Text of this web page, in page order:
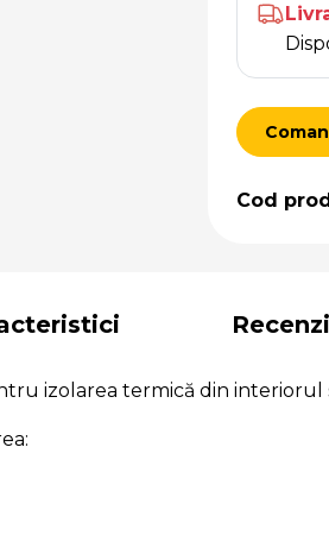
Cod
izolarea termică din interiorul